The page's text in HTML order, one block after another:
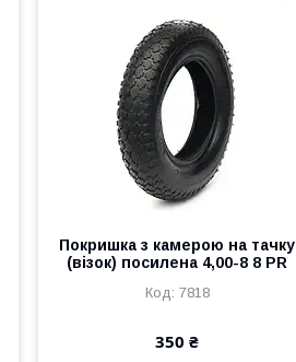
Покришка з камерою на тачку
(візок) посилена 4,00-8 8 PR
7818
350 ₴